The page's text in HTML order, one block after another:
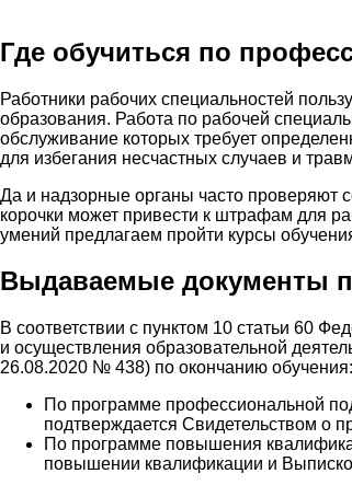
Где обучиться по
Работники рабочих специальностей
образования. Работа по рабочей
обслуживание которых требует
для избегания несчастных случаев и
Да и надзорные органы часто проверяют
корочки может привести к штрафам для
умений предлагаем пройти курсы
Выдаваемые документы
В соответствии с пунктом 10 статьи 60
и осуществления образовательной
26.08.2020 № 438) по окончанию обучения:
По программе профессиональной
подтверждается Свидетельством о
По программе повышения
повышении квалификации и